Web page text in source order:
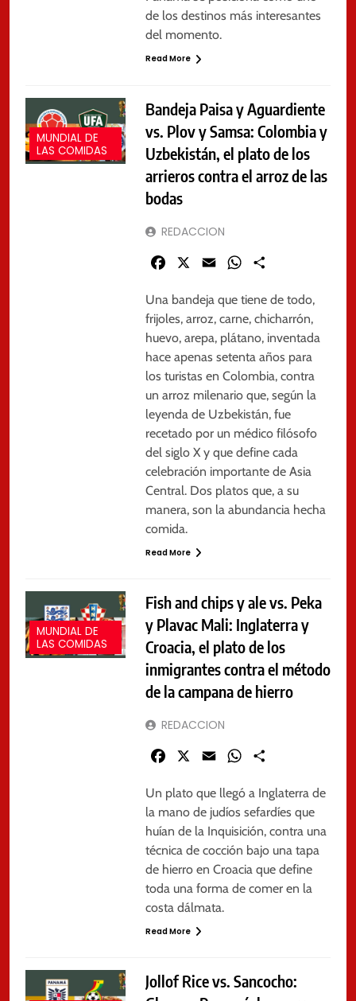
de los destinos más interesantes
del momento.
Read More
MUNDIAL DE
LAS COMIDAS
Bandeja Paisa y Aguardiente
vs. Plov y Samsa: Colombia y
Uzbekistán, el plato de los
arrieros contra el arroz de las
bodas
REDACCION
Facebook Email WhatsApp
Una bandeja que tiene de todo,
frijoles, arroz, carne, chicharrón,
huevo, arepa, plátano, inventada
hace apenas setenta años para
los turistas en Colombia, contra
un arroz milenario que, según la
leyenda de Uzbekistán, fue
recetado por un médico filósofo
del siglo X y que define cada
celebración importante de Asia
Central. Dos platos que, a su
manera, son la abundancia hecha
comida.
Read More
MUNDIAL DE
LAS COMIDAS
Fish and chips y ale vs. Peka
y Plavac Mali: Inglaterra y
Croacia, el plato de los
inmigrantes contra el método
de la campana de hierro
REDACCION
Facebook Email WhatsApp
Un plato que llegó a Inglaterra de
la mano de judíos sefardíes que
huían de la Inquisición, contra una
técnica de cocción bajo una tapa
de hierro en Croacia que define
toda una forma de comer en la
costa dálmata.
Read More
Jollof Rice vs. Sancocho: